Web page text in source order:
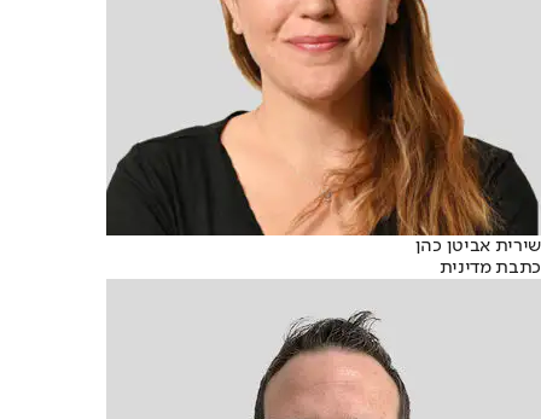
שירית אביטן כהן
כתבת מדינית